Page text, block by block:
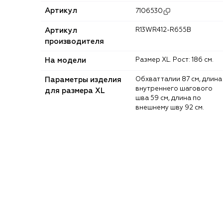
Артикул 7106530
Артикул
производителя
R13WR412-R655B
На модели Размер XL. Рост: 186 см.
Параметры изделия
для размера XL
Обхват талии 87 см, длина
внутреннего шагового
шва 59 см, длина по
внешнему шву 92 см.